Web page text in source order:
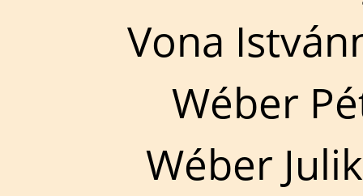
Vona
Wéber
Wéber